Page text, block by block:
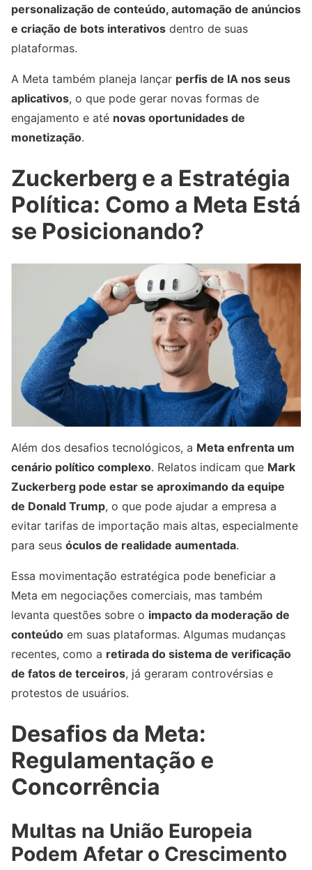
personalização de conteúdo, automação de anúncios
e criação de bots interativos dentro de suas
plataformas.
A Meta também planeja lançar perfis de IA nos seus
aplicativos, o que pode gerar novas formas de
engajamento e até novas oportunidades de
monetização.
Zuckerberg e a Estratégia
Política: Como a Meta Está
se Posicionando?
Além dos desafios tecnológicos, a Meta enfrenta um
cenário político complexo. Relatos indicam que Mark
Zuckerberg pode estar se aproximando da equipe
de Donald Trump, o que pode ajudar a empresa a
evitar tarifas de importação mais altas, especialmente
para seus óculos de realidade aumentada.
Essa movimentação estratégica pode beneficiar a
Meta em negociações comerciais, mas também
levanta questões sobre o impacto da moderação de
conteúdo em suas plataformas. Algumas mudanças
recentes, como a retirada do sistema de verificação
de fatos de terceiros, já geraram controvérsias e
protestos de usuários.
Desafios da Meta:
Regulamentação e
Concorrência
Multas na União Europeia
Podem Afetar o Crescimento